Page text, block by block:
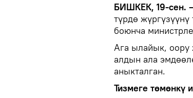
БИШКЕК, 19-сен.
түрдө
боюнча
Ага ылайык, оору
алдын ала
аныкталган.
Тизмеге төмөнкү